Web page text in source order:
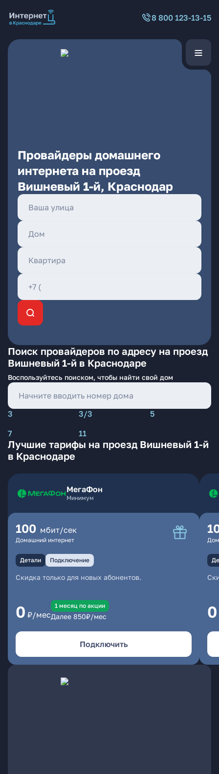
8 800 123-13-15
Провайдеры домашнего
интернета на проезд
Вишневый 1-й, Краснодар
Поиск провайдеров по адресу на проезд
Вишневый 1-й в Краснодаре
Воспользуйтесь поиском, чтобы найти свой дом
3 3/3
5
7
11
Лучшие тарифы на проезд Вишневый 1-й
в Краснодаре
МегаФон
Минимум
100 мбит/сек
Домашний интернет
Детали Подключение
Скидка только для новых абонентов.
0 ₽/мес
1 месяц по акции
Далее 850₽/мес
Подключить
0